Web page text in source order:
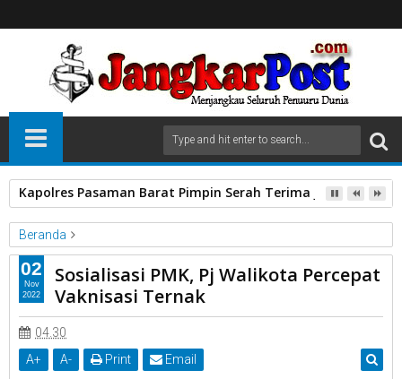
Kapolres Pasaman Barat Pimpin Serah Terima Jabatan PJU
Beranda
Kota Payakumbuh
Pemko Payakumbuh. Pj Walikota
PMK
Vaksinasi Ternak
Sosialisasi PMK, Pj Walikota Percepat Vaknisasi Ternak
Sosialisasi PMK, Pj Walikota Percepat
Vaknisasi Ternak
04.30
A+ A- Print Email
02
Nov
2022